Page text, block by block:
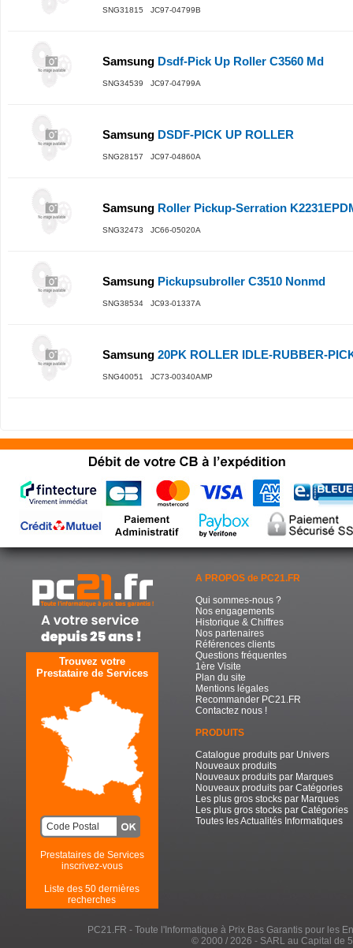
SNG31815 JC97-04799B
Samsung Dsdf-Pick Up Roller C3560 Md
SNG34539 JC97-04799A
Samsung DSDF-PICK UP ROLLER
SNG28157 JC97-04860A
Samsung Roller Pickup-Serration
SNG32473 JC66-05020A
Samsung Pickupsubroller C3510 Nonmd
SNG38534 JC93-01337A
Samsung 20PK ROLLER IDLE-RUBBER-
SNG40051 JC73-00340AMP
Trouvez votre
Prestataire de Services
Prestataires de Services
inscrivez-vous
Liste des 50 dernières
recherches
A PROPOS de PC21.FR
Qui sommes-nous ?
Nos engagements
Historique & Chiffres
Nos partenaires
Références clients
Questions fréquentes
1ère Visite
Plan du site
Mentions légales
Recommander PC21.FR
Contactez nous !
PRODUITS
Catalogue produits par Univers
Nouveaux produits
Nouveaux produits par Marques
Nouveaux produits par Catégories
Les plus gros stocks par Marques
Les plus gros stocks par Catégories
Toutes les Actualités Informatiques
PC21.FR - Toute l'Informatique à Prix Bas Garantis pour les
© 2000 / 2026 - SARL au Capital de